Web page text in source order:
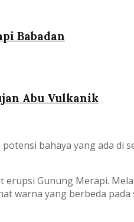
Babadan
Abu Vulkanik
bahaya yang ada di
Gunung Merapi.
warna yang berbeda